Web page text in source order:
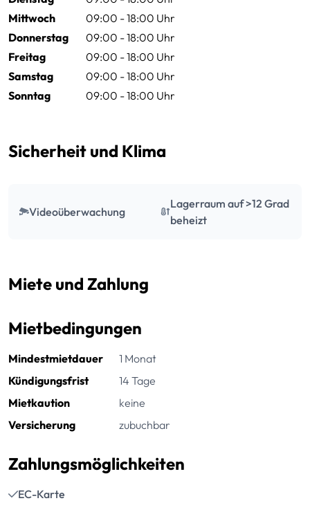
Mittwoch
09:00 - 18:00 Uhr
Donnerstag
09:00 - 18:00 Uhr
Freitag
09:00 - 18:00 Uhr
Samstag
09:00 - 18:00 Uhr
Sonntag
09:00 - 18:00 Uhr
Sicherheit und Klima
Videoüberwachung
Lagerraum auf >12 Grad
beheizt
Miete und Zahlung
Mietbedingungen
Mindestmietdauer
1 Monat
Kündigungsfrist
14 Tage
Mietkaution
keine
Versicherung
zubuchbar
Zahlungsmöglichkeiten
EC-Karte